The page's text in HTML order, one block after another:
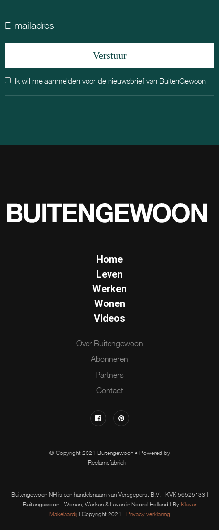
Ik wil me aanmelden voor de nieuwsbrief van BuitenGewoon
Home
Leven
Werken
Wonen
Videos
Over Buitengewoon
Abonneren
Partners
Contact
© Copyright 2021 Buitengewoon • Powered by
Reclamefabriek
Buitengewoon NH is een handelsnaam van Versgeperst B.V. | KVK 56525133 |
Buitengewoon - Wonen, Werken & Leven in Noord-Holland | By Klaver
Makelaardij| Copyright 2021 | Privacy verklaring